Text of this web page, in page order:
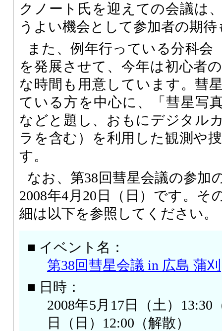
クノート氏を迎えての会議は
うよい機会として参加者の期
また、例年行っている分科会
を発展させて、今年は初心者
な時間も用意しています。彗
ている方を中心に、「彗星写
などと題し、おもにデジタル
ラを含む）を利用した観測や
す。
なお、第38回彗星会議の参加
2008年4月20日（日）です。そ
細は以下を参照してください。
■ イベント名：
第38回彗星会議 in 広島 蒲刈
■ 日時：
2008年5月17日（土）13:30
日（日）12:00（解散）